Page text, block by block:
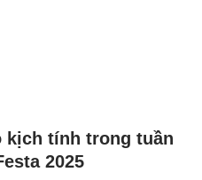
kịch tính trong tuần
2025